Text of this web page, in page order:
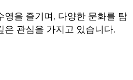
영을 즐기며, 다양한 문화를 탐
은 관심을 가지고 있습니다.